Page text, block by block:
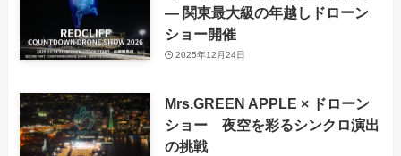
― 関東最大級の年越しドローン
ショー開催
2025年12月24日
Mrs.GREEN APPLE × ドローン
ショー 夜空を彩るシンクロ演出
の挑戦